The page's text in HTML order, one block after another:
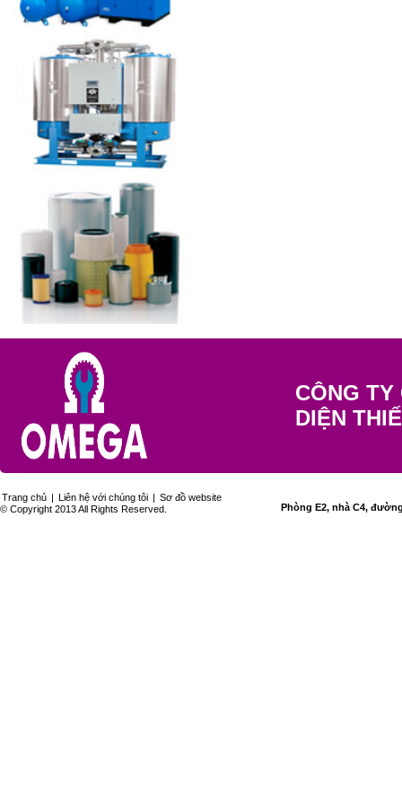
CÔNG
DIỆN
Trang chủ | Liên hệ với chúng tôi | Sơ đồ website
© Copyright 2013 All Rights Reserved.
Phòng E2, nhà C4,